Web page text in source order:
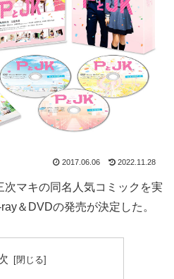
2017.06.06 2022.11.28
マキの同名人気コミックを実
＆DVDの発売が決定した。